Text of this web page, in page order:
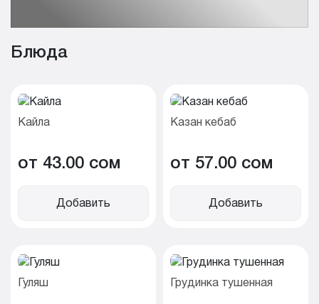
Блюда
Кайла
от 43.00 cом
Добавить
Казан кебаб
от 57.00 cом
Добавить
Гуляш Грудинка тушенная